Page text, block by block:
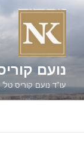
נועם
עו"ד נועם קוריס טל' 0777060058